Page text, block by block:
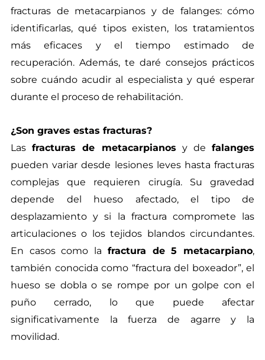
fracturas de metacarpianos y de falanges: cómo
identificarlas, qué tipos existen, los tratamientos
más eficaces y el tiempo estimado de
recuperación. Además, te daré consejos prácticos
sobre cuándo acudir al especialista y qué esperar
durante el proceso de rehabilitación.
¿Son graves estas fracturas?
Lasfracturas de metacarpianos y defalanges
pueden variar desde lesiones leves hasta fracturas
complejas que requieren cirugía. Su gravedad
depende del hueso afectado, el tipo de
desplazamiento y si la fractura compromete las
articulaciones o los tejidos blandos circundantes.
En casos como la fractura de 5 metacarpiano,
también conocida como “fractura del boxeador”, el
hueso se dobla o se rompe por un golpe con el
puño cerrado, lo que puede afectar
significativamente la fuerza de agarre y la
movilidad.